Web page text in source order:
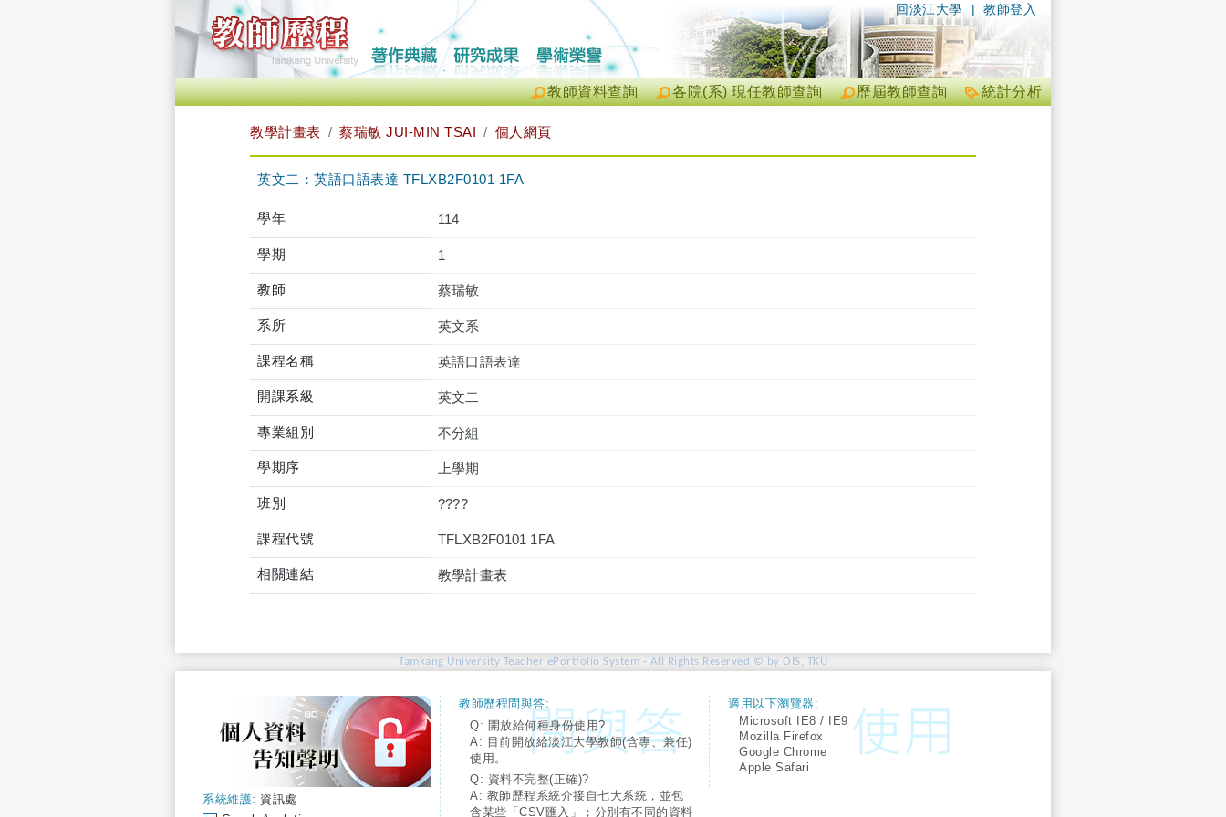
| 教師登入
回淡江大學
統計分析
歷屆教師查詢
各院(系) 現任教師查詢
教師資料查詢
教學計畫表 蔡瑞敏 JUI-MIN TSAI 個人網頁
英文二：英語口語表達 TFLXB2F0101 1FA
學年 114
學期 1
教師 蔡瑞敏
系所 英文系
課程名稱 英語口語表達
開課系級 英文二
專業組別 不分組
學期序 上學期
班別 ????
課程代號 TFLXB2F0101 1FA
相關連結 教學計畫表
Tamkang University Teacher ePortfolio System - All Rights Reserved © by OIS, TKU
系統維護: 資訊處
教師歷程問與答:
Q: 開放給何種身份使用?
A: 目前開放給淡江大學教師(含專、兼任)
使用。
Q: 資料不完整(正確)?
A: 教師歷程系統介接自七大系統，並包
含某些「CSV匯入」；分別有不同的資料
適用以下瀏覽器:
Microsoft IE8 / IE9
Mozilla Firefox
Google Chrome
Apple Safari